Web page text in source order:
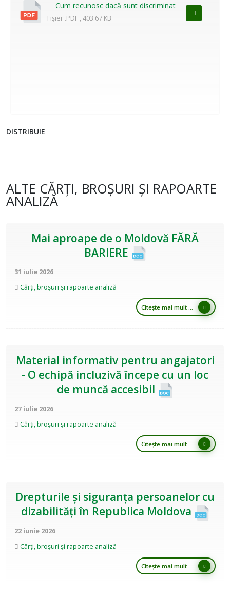
Cum recunosc dacă sunt discriminat
Fișier .PDF , 403.67 KB
DISTRIBUIE
ALTE CĂRȚI, BROȘURI ȘI RAPOARTE
ANALIZĂ
Mai aproape de o Moldovă FĂRĂ
BARIERE
31 iulie 2026
Cărți, broșuri și rapoarte analiză
Citește mai mult ...
Material informativ pentru angajatori
- O echipă incluzivă începe cu un loc
de muncă accesibil
27 iulie 2026
Cărți, broșuri și rapoarte analiză
Citește mai mult ...
Drepturile și siguranța persoanelor cu
dizabilități în Republica Moldova
22 iunie 2026
Cărți, broșuri și rapoarte analiză
Citește mai mult ...